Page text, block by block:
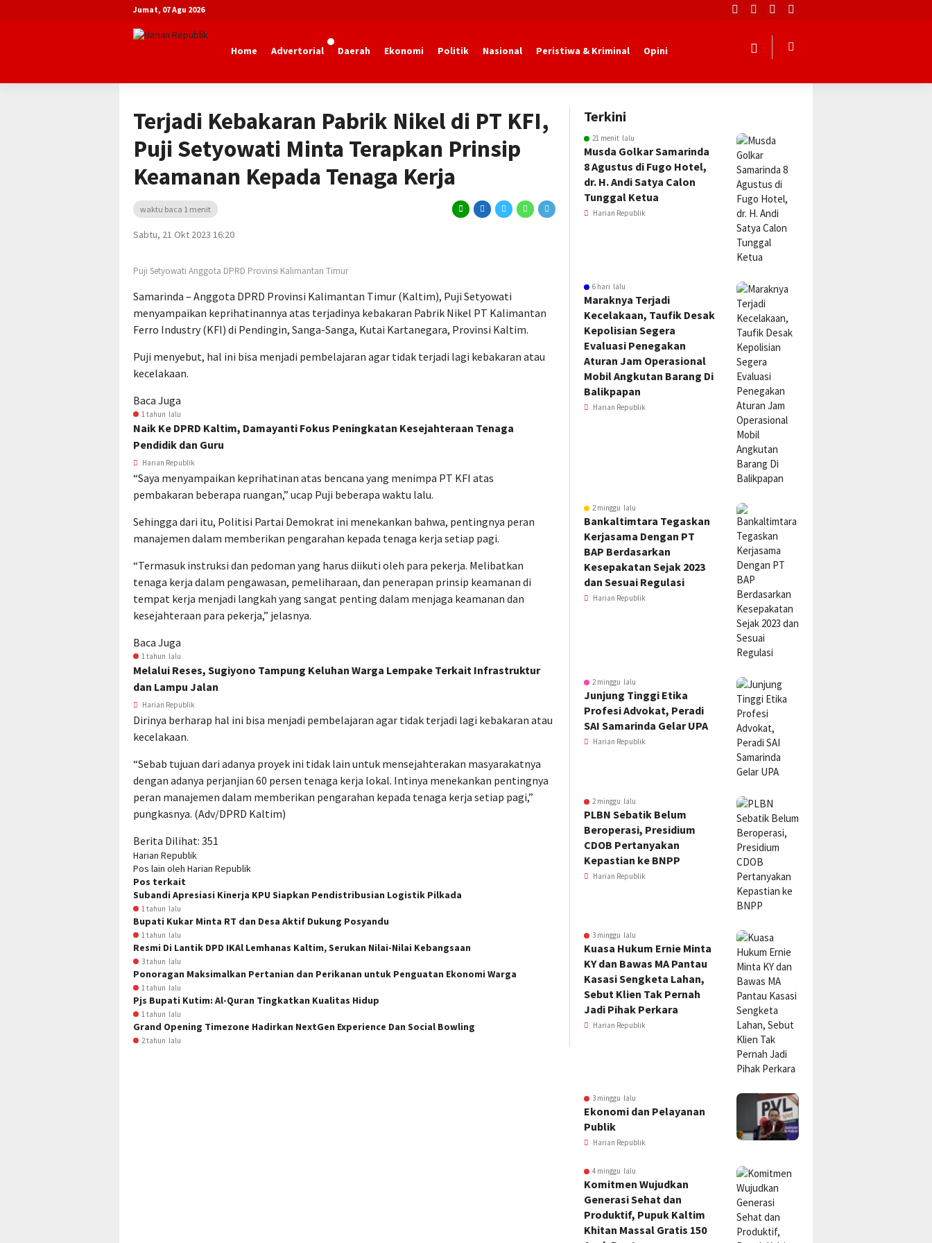
Jumat, 07 Agu 2026
Home Advertorial Daerah Ekonomi Politik Nasional Peristiwa & Kriminal Opini
Terjadi Kebakaran Pabrik Nikel di PT KFI,
Puji Setyowati Minta Terapkan Prinsip
Keamanan Kepada Tenaga Kerja
waktu baca 1 menit
Sabtu, 21 Okt 2023 16:20
Puji Setyowati Anggota DPRD Provinsi Kalimantan Timur
Samarinda – Anggota DPRD Provinsi Kalimantan Timur (Kaltim), Puji Setyowati
menyampaikan keprihatinannya atas terjadinya kebakaran Pabrik Nikel PT Kalimantan
Ferro Industry (KFI) di Pendingin, Sanga-Sanga, Kutai Kartanegara, Provinsi Kaltim.
Puji menyebut, hal ini bisa menjadi pembelajaran agar tidak terjadi lagi kebakaran atau
kecelakaan.
Baca Juga
1 tahun lalu
Naik Ke DPRD Kaltim, Damayanti Fokus Peningkatan Kesejahteraan Tenaga
Pendidik dan Guru
Harian Republik
“Saya menyampaikan keprihatinan atas bencana yang menimpa PT KFI atas
pembakaran beberapa ruangan,” ucap Puji beberapa waktu lalu.
Sehingga dari itu, Politisi Partai Demokrat ini menekankan bahwa, pentingnya peran
manajemen dalam memberikan pengarahan kepada tenaga kerja setiap pagi.
“Termasuk instruksi dan pedoman yang harus diikuti oleh para pekerja. Melibatkan
tenaga kerja dalam pengawasan, pemeliharaan, dan penerapan prinsip keamanan di
tempat kerja menjadi langkah yang sangat penting dalam menjaga keamanan dan
kesejahteraan para pekerja,” jelasnya.
Baca Juga
1 tahun lalu
Melalui Reses, Sugiyono Tampung Keluhan Warga Lempake Terkait Infrastruktur
dan Lampu Jalan
Harian Republik
Dirinya berharap hal ini bisa menjadi pembelajaran agar tidak terjadi lagi kebakaran atau
kecelakaan.
“Sebab tujuan dari adanya proyek ini tidak lain untuk mensejahterakan masyarakatnya
dengan adanya perjanjian 60 persen tenaga kerja lokal. Intinya menekankan pentingnya
peran manajemen dalam memberikan pengarahan kepada tenaga kerja setiap pagi,”
pungkasnya. (Adv/DPRD Kaltim)
Berita Dilihat: 351
Harian Republik
Pos lain oleh Harian Republik
Pos terkait
Subandi Apresiasi Kinerja KPU Siapkan Pendistribusian Logistik Pilkada
1 tahun lalu
Bupati Kukar Minta RT dan Desa Aktif Dukung Posyandu
1 tahun lalu
Resmi Di Lantik DPD IKAl Lemhanas Kaltim, Serukan Nilai-Nilai Kebangsaan
3 tahun lalu
Ponoragan Maksimalkan Pertanian dan Perikanan untuk Penguatan Ekonomi Warga
1 tahun lalu
Pjs Bupati Kutim: Al-Quran Tingkatkan Kualitas Hidup
1 tahun lalu
Grand Opening Timezone Hadirkan NextGen Experience Dan Social Bowling
2 tahun lalu
Terkini
21 menit lalu
Musda Golkar Samarinda
8 Agustus di Fugo Hotel,
dr. H. Andi Satya Calon
Tunggal Ketua
Harian Republik
6 hari lalu
Maraknya Terjadi
Kecelakaan, Taufik Desak
Kepolisian Segera
Evaluasi Penegakan
Aturan Jam Operasional
Mobil Angkutan Barang Di
Balikpapan
Harian Republik
2 minggu lalu
Bankaltimtara Tegaskan
Kerjasama Dengan PT
BAP Berdasarkan
Kesepakatan Sejak 2023
dan Sesuai Regulasi
Harian Republik
2 minggu lalu
Junjung Tinggi Etika
Profesi Advokat, Peradi
SAI Samarinda Gelar UPA
Harian Republik
2 minggu lalu
PLBN Sebatik Belum
Beroperasi, Presidium
CDOB Pertanyakan
Kepastian ke BNPP
Harian Republik
3 minggu lalu
Kuasa Hukum Ernie Minta
KY dan Bawas MA Pantau
Kasasi Sengketa Lahan,
Sebut Klien Tak Pernah
Jadi Pihak Perkara
Harian Republik
3 minggu lalu
Ekonomi dan Pelayanan
Publik
Harian Republik
4 minggu lalu
Komitmen Wujudkan
Generasi Sehat dan
Produktif, Pupuk Kaltim
Khitan Massal Gratis 150